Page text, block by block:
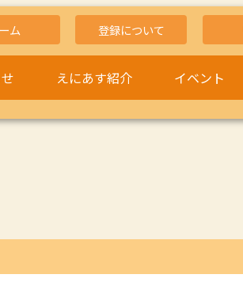
ム
登録について
えにあす紹介 イベント